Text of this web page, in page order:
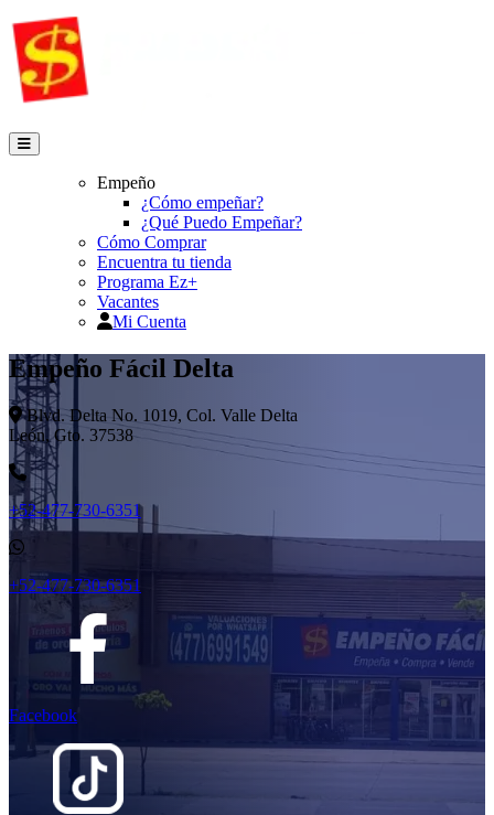
Empeño
¿Cómo empeñar?
¿Qué Puedo Empeñar?
Cómo Comprar
Encuentra tu tienda
Programa Ez+
Vacantes
Mi Cuenta
Empeño Fácil Delta
Blvd. Delta No. 1019, Col. Valle Delta
León, Gto. 37538
+52-477-730-6351
+52-477-730-6351
Facebook